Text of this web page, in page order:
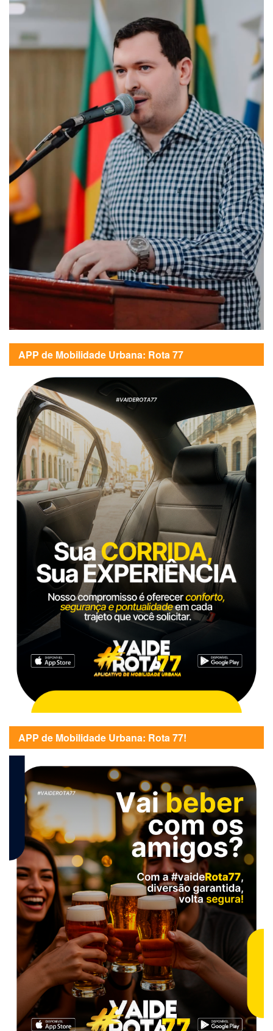
APP de Mobilidade Urbana: Rota 77
APP de Mobilidade Urbana: Rota 77!